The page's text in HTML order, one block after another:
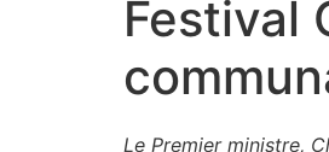
Festival
Le Premier ministre,